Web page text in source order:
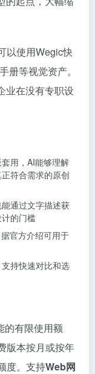
以使用Wegic快
册等视觉资产。
业在没有专职设
用，AI能够理解
符合需求的原创
通过文字描述获
的门槛
官方介绍可用于
持快速对比和选
的有限使用额
版本按月或按年
度。支持Web网